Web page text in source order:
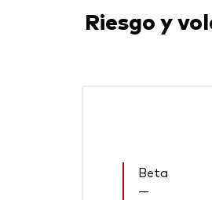
Riesgo y
Beta
—